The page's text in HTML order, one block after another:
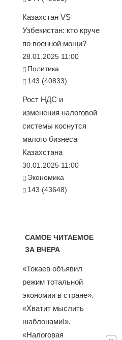
Казахстан VS
Узбекистан: кто круче
по военной мощи?
28.01.2025 11:00
Политика
143 (40833)
Рост НДС и
изменения налоговой
системы коснутся
малого бизнеса
Казахстана
30.01.2025 11:00
Экономика
143 (43648)
САМОЕ ЧИТАЕМОЕ
ЗА ВЧЕРА
«Токаев объявил
режим тотальной
экономии в стране».
«Хватит мыслить
шаблонами!».
«Налоговая